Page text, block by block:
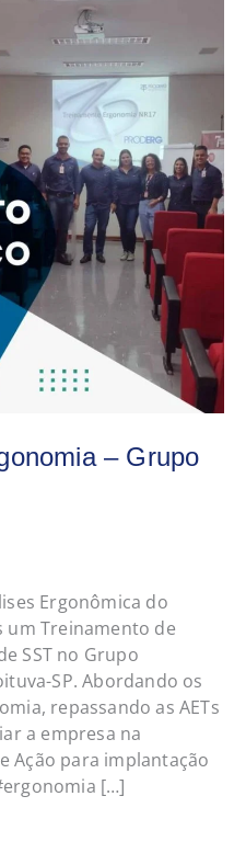
– Grupo
Ergonômica do
um Treinamento de
SST no Grupo
SP. Abordando os
repassando as AETs
a empresa na
Ação para implantação
[…]